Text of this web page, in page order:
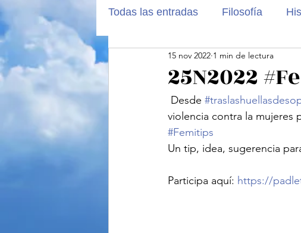
Todas las entradas Filosofía
Feminismo Teología
Ciencias Sociales Videos
25N2022
15 nov 2022 1 min de lectura
Desde
violencia contra la mujeres
#Femitips
Un tip, idea, sugerencia
Participa aquí: https://